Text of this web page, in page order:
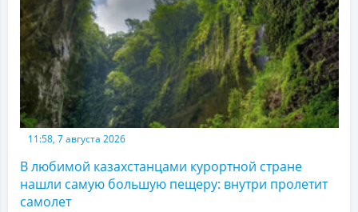
11:58, 7 августа 2026
В любимой казахстанцами курортной стране
нашли самую большую пещеру: внутри пролетит
самолет